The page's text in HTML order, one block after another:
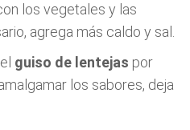
los vegetales y las
agrega más caldo y sal.
guiso de lentejas por
los sabores, deja